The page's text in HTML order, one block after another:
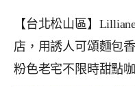
【台北松山區】
店，用誘人可頌麵包
粉色老宅不限時甜點